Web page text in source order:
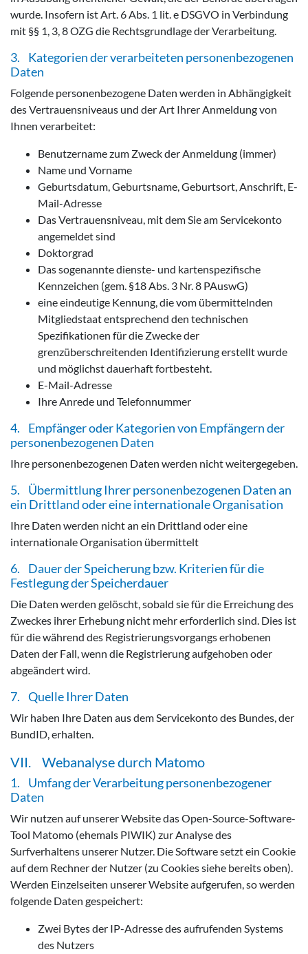
wurde. Insofern ist Art. 6 Abs. 1 lit. e DSGVO in Verbindung
mit §§ 1, 3, 8 OZG die Rechtsgrundlage der Verarbeitung.
3. Kategorien der verarbeiteten personenbezogenen
Daten
Folgende personenbezogene Daten werden in Abhängigkeit
des Vertrauensniveaus und der Art Ihrer Anmeldung von
Ihnen verarbeitet:
Benutzername zum Zweck der Anmeldung (immer)
Name und Vorname
Geburtsdatum, Geburtsname, Geburtsort, Anschrift, E-
Mail-Adresse
Das Vertrauensniveau, mit dem Sie am Servicekonto
angemeldet sind
Doktorgrad
Das sogenannte dienste- und kartenspezifische
Kennzeichen (gem. §18 Abs. 3 Nr. 8 PAuswG)
eine eindeutige Kennung, die vom übermittelnden
Mitgliedstaat entsprechend den technischen
Spezifikationen für die Zwecke der
grenzüberschreitenden Identifizierung erstellt wurde
und möglichst dauerhaft fortbesteht.
E-Mail-Adresse
Ihre Anrede und Telefonnummer
4. Empfänger oder Kategorien von Empfängern der
personenbezogenen Daten
Ihre personenbezogenen Daten werden nicht weitergegeben.
5. Übermittlung Ihrer personenbezogenen Daten an
ein Drittland oder eine internationale Organisation
Ihre Daten werden nicht an ein Drittland oder eine
internationale Organisation übermittelt
6. Dauer der Speicherung bzw. Kriterien für die
Festlegung der Speicherdauer
Die Daten werden gelöscht, sobald sie für die Erreichung des
Zweckes ihrer Erhebung nicht mehr erforderlich sind. Dies ist
für die während des Registrierungsvorgangs erhobenen
Daten der Fall, wenn die Registrierung aufgehoben oder
abgeändert wird.
7. Quelle Ihrer Daten
Wir haben Ihre Daten aus dem Servicekonto des Bundes, der
BundID, erhalten.
VII. Webanalyse durch Matomo
1. Umfang der Verarbeitung personenbezogener
Daten
Wir nutzen auf unserer Website das Open-Source-Software-
Tool Matomo (ehemals PIWIK) zur Analyse des
Surfverhaltens unserer Nutzer. Die Software setzt ein Cookie
auf dem Rechner der Nutzer (zu Cookies siehe bereits oben).
Werden Einzelseiten unserer Website aufgerufen, so werden
folgende Daten gespeichert:
Zwei Bytes der IP-Adresse des aufrufenden Systems
des Nutzers